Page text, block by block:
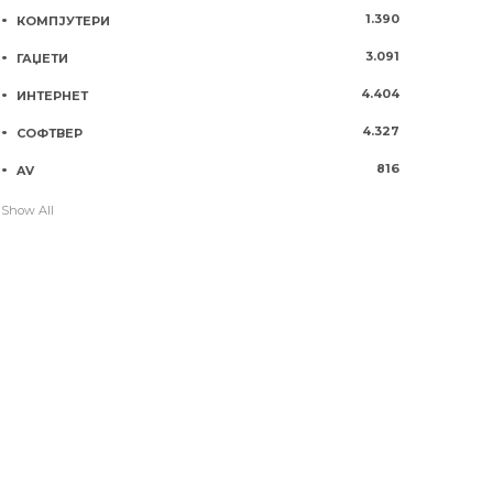
КОМПЈУТЕРИ 1.390
ГАЏЕТИ 3.091
ИНТЕРНЕТ 4.404
СОФТВЕР 4.327
AV 816
Show All